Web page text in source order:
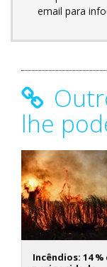
email para
lhe
Incêndios: 14